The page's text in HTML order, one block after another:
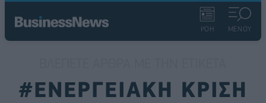
ΡΟΗ ΜΕΝΟΥ
#ΕΝΕΡΓΕΙΑΚΗ ΚΡΙΣΗ